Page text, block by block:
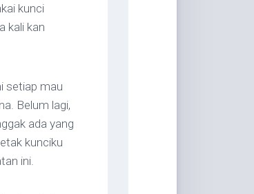
kunci
kali kan
setiap mau
Belum lagi,
ada yang
kunciku
ini.